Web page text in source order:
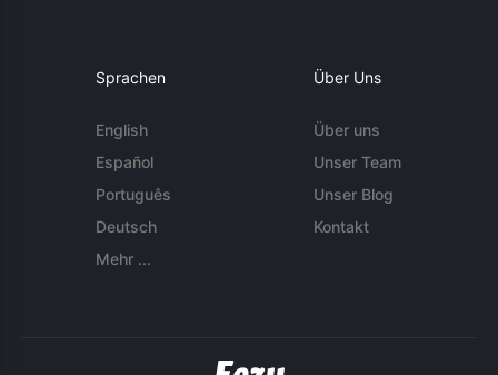
Sprachen
English
Español
Português
Deutsch
Mehr ...
Über Uns
Über uns
Unser Team
Unser Blog
Kontakt